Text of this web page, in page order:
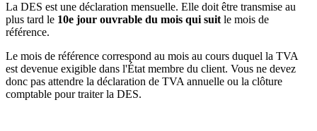
La DES est une déclaration mensuelle. Elle doit être transmise au
plus tard le 10e jour ouvrable du mois qui suit le mois de
référence.
Le mois de référence correspond au mois au cours duquel la TVA
est devenue exigible dans l'État membre du client. Vous ne devez
donc pas attendre la déclaration de TVA annuelle ou la clôture
comptable pour traiter la DES.